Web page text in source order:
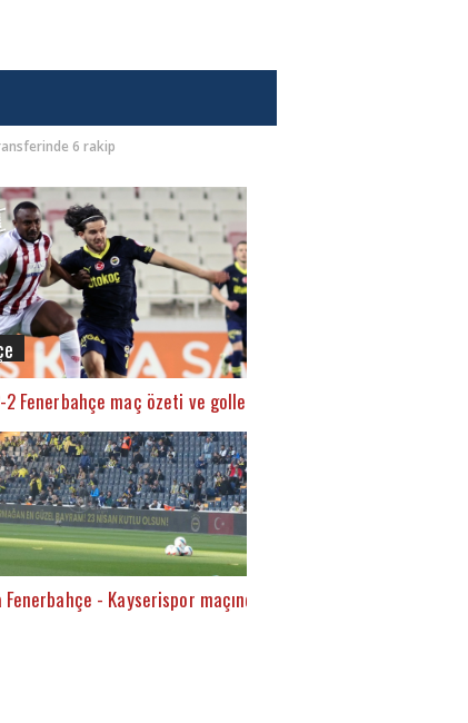
6 rakip
Fenerbahçe maç özeti ve golleri (İZLE)
- Kayserispor maçında